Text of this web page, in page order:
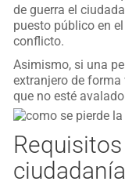
de guerra el
puesto público en
conflicto.
Asimismo, si una
extranjero de
que no esté